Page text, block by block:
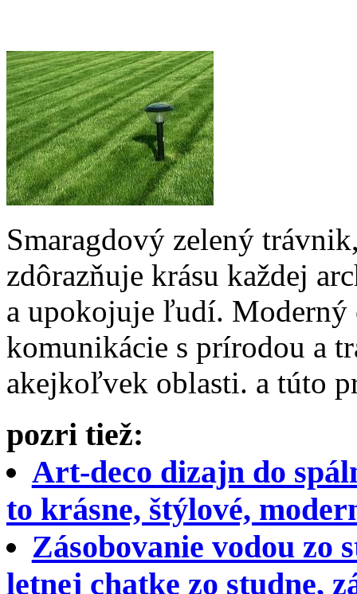
Smaragdový zelený
zdôrazňuje krásu každej
a upokojuje ľudí. Moderný
komunikácie s prírodou a
akejkoľvek oblasti. a túto
pozri tiež:
Art-deco dizajn do
to krásne, štýlové,
Zásobovanie vodou zo
letnej chatke zo studne,